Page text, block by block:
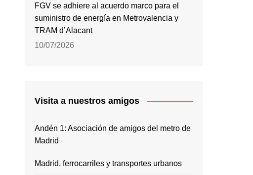
FGV se adhiere al acuerdo marco para el
suministro de energía en Metrovalencia y
TRAM d’Alacant
10/07/2026
Visita a nuestros amigos
Andén 1: Asociación de amigos del metro de
Madrid
Madrid, ferrocarriles y transportes urbanos